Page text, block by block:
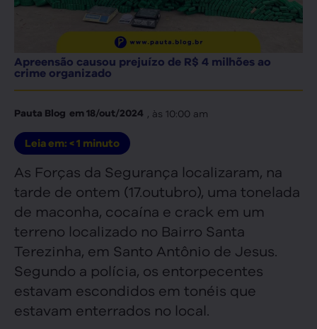
Apreensão causou prejuízo de R$ 4 milhões ao
crime organizado
Pauta Blog em18/out/2024 , às 10:00 am
Leia em: < 1 minuto
As Forças da Segurança localizaram, na
tarde de ontem (17.outubro), uma tonelada
de maconha, cocaína e crack em um
terreno localizado no Bairro Santa
Terezinha, em Santo Antônio de Jesus.
Segundo a polícia, os entorpecentes
estavam escondidos em tonéis que
estavam enterrados no local.